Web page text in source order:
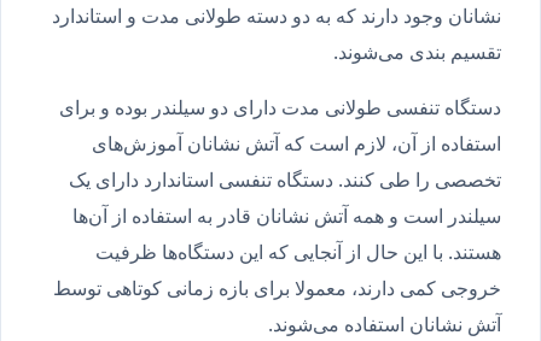
نشانان وجود دارند که به دو دسته طولانی مدت و استاندارد
تقسیم بندی می‌شوند.
دستگاه تنفسی طولانی مدت دارای دو سیلندر بوده و برای
استفاده از آن، لازم است که آتش نشانان آموزش‌های
تخصصی را طی کنند. دستگاه تنفسی استاندارد دارای یک
سیلندر است و همه آتش نشانان قادر به استفاده از آن‌ها
هستند. با این حال از آنجایی که این دستگاه‌ها ظرفیت
خروجی کمی دارند، معمولا برای بازه زمانی کوتاهی توسط
آتش نشانان استفاده می‌شوند.